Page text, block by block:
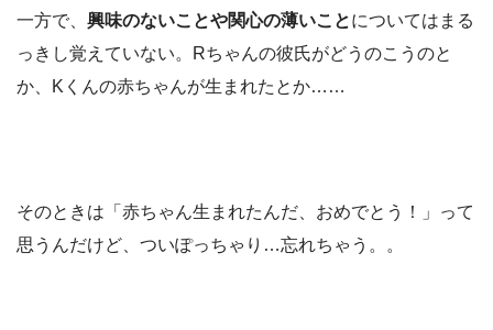
一方で、 興味のないことや関心の薄いことについてはまる
っきし覚えていない。Rちゃんの彼氏がどうのこうのと
か、Kくんの赤ちゃんが生まれたとか……
そのときは「赤ちゃん生まれたんだ、おめでとう！」って
思うんだけど、ついぽっちゃり…忘れちゃう。。